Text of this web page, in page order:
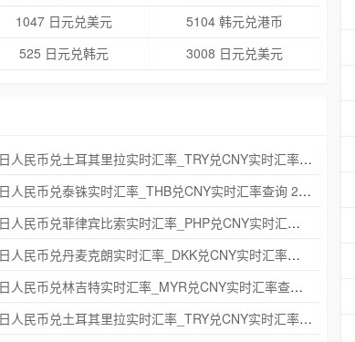
1047 日元兑美元
5104 韩元兑港币
525 日元兑韩元 3008 日元兑美元
今日人民币兑土耳其里拉实时汇率_TRY兑CNY实时汇率查询 2025年09月21日
今日人民币兑泰铢实时汇率_THB兑CNY实时汇率查询 2025年09月21日
今日人民币兑菲律宾比索实时汇率_PHP兑CNY实时汇率查询 2025年09月21日
今日人民币兑丹麦克朗实时汇率_DKK兑CNY实时汇率查询 2025年09月21日
今日人民币兑林吉特实时汇率_MYR兑CNY实时汇率查询 2025年09月21日
今日人民币兑土耳其里拉实时汇率_TRY兑CNY实时汇率查询 2025年09月21日